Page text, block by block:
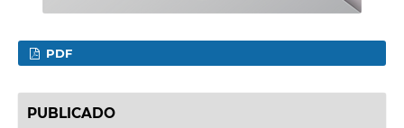
PDF
PUBLICADO